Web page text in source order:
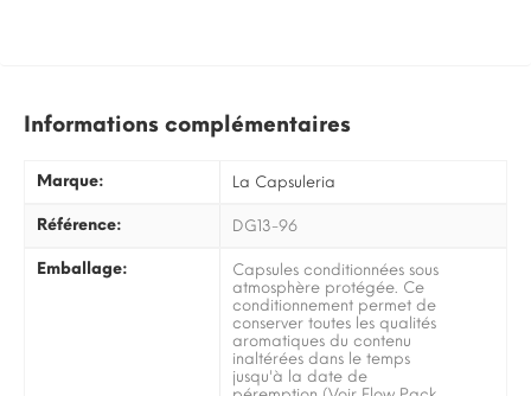
Informations complémentaires
Marque: La Capsuleria
Référence: DG13-96
Emballage:
Capsules conditionnées sous
atmosphère protégée. Ce
conditionnement permet de
conserver toutes les qualités
aromatiques du contenu
inaltérées dans le temps
jusqu'à la date de